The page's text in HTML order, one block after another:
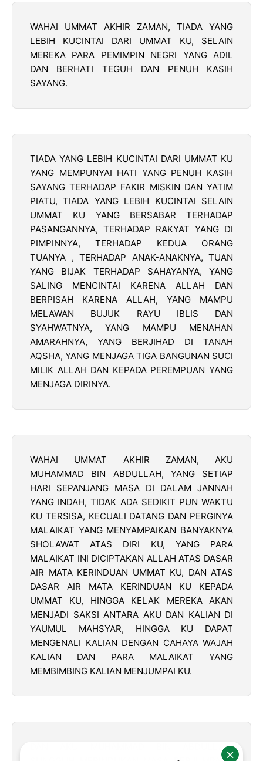
WAHAI UMMAT AKHIR ZAMAN, TIADA YANG
LEBIH KUCINTAI DARI UMMAT KU, SELAIN
MEREKA PARA PEMIMPIN NEGRI YANG ADIL
DAN BERHATI TEGUH DAN PENUH KASIH
SAYANG.
TIADA YANG LEBIH KUCINTAI DARI UMMAT KU
YANG MEMPUNYAI HATI YANG PENUH KASIH
SAYANG TERHADAP FAKIR MISKIN DAN YATIM
PIATU, TIADA YANG LEBIH KUCINTAI SELAIN
UMMAT KU YANG BERSABAR TERHADAP
PASANGANNYA, TERHADAP RAKYAT YANG DI
PIMPINNYA, TERHADAP KEDUA ORANG
TUANYA , TERHADAP ANAK-ANAKNYA, TUAN
YANG BIJAK TERHADAP SAHAYANYA, YANG
SALING MENCINTAI KARENA ALLAH DAN
BERPISAH KARENA ALLAH, YANG MAMPU
MELAWAN BUJUK RAYU IBLIS DAN
SYAHWATNYA, YANG MAMPU MENAHAN
AMARAHNYA, YANG BERJIHAD DI TANAH
AQSHA, YANG MENJAGA TIGA BANGUNAN SUCI
MILIK ALLAH DAN KEPADA PEREMPUAN YANG
MENJAGA DIRINYA.
WAHAI UMMAT AKHIR ZAMAN, AKU
MUHAMMAD BIN ABDULLAH, YANG SETIAP
HARI SEPANJANG MASA DI DALAM JANNAH
YANG INDAH, TIDAK ADA SEDIKIT PUN WAKTU
KU TERSISA, KECUALI DATANG DAN PERGINYA
MALAIKAT YANG MENYAMPAIKAN BANYAKNYA
SHOLAWAT ATAS DIRI KU, YANG PARA
MALAIKAT INI DICIPTAKAN ALLAH ATAS DASAR
AIR MATA KERINDUAN UMMAT KU, DAN ATAS
DASAR AIR MATA KERINDUAN KU KEPADA
UMMAT KU, HINGGA KELAK MEREKA AKAN
MENJADI SAKSI ANTARA AKU DAN KALIAN DI
YAUMUL MAHSYAR, HINGGA KU DAPAT
MENGENALI KALIAN DENGAN CAHAYA WAJAH
KALIAN DAN PARA MALAIKAT YANG
MEMBIMBING KALIAN MENJUMPAI KU.
DAN AKU MUHAMMAD BIN ABDULLAH,